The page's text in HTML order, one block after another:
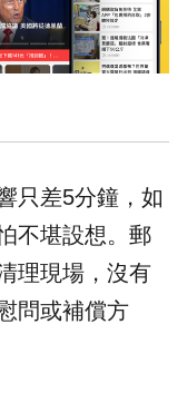
只差5分鐘，如
不堪設想。郵
理現場，沒有
問或補償方